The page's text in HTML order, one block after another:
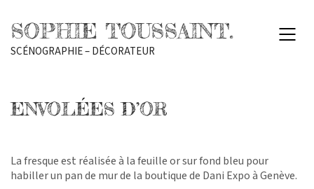
SOPHIE TOUSSAINT.
SCÉNOGRAPHIE – DÉCORATEUR
ENVOLÉES D’OR
La fresque est réalisée à la feuille or sur fond bleu pour
habiller un pan de mur de la boutique de Dani Expo à Genève.